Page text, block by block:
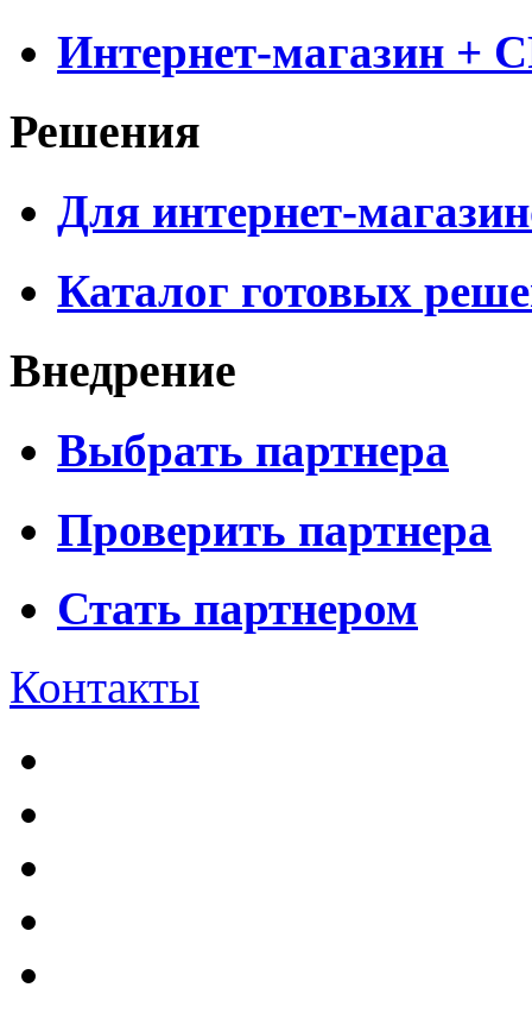
Интернет-магазин +
Решения
Для интернет-
Каталог готовых
Внедрение
Выбрать партнера
Проверить партнера
Стать партнером
Контакты